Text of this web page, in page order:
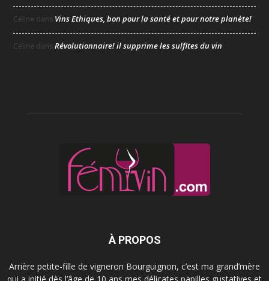
Céline dans Vins Ethiques, bon pour la santé et pour notre planète!
Céline dansRévolutionnaire! il supprime les sulfites du vin
À PROPOS
Arrière petite-fille de vigneron Bourguignon, c’est ma grand’mère